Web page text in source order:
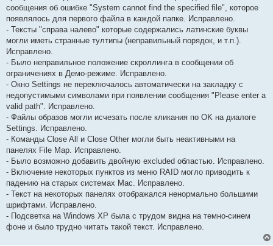
сообщения об ошибке "System cannot find the specified file", которое
появлялось для первого файла в каждой папке. Исправлено.
- Тексты "справа налево" которые содержались латинские буквы
могли иметь странные тултипы (неправильный порядок, и т.п.).
Исправлено.
- Было неправильное положение скроллинга в сообщении об
ограничениях в Демо-режиме. Исправлено.
- Окно Settings не переключалось автоматически на закладку с
недопустимыми символами при появлении сообщения "Please enter a
valid path". Исправлено.
- Файлы образов могли исчезать после кликания по OK на диалоге
Settings. Исправлено.
- Команды Close All и Close Other могли быть неактивными на
панелях File Map. Исправлено.
- Было возможно добавить двойную excluded областью. Исправлено.
- Включение некоторых пунктов из меню RAID могло приводить к
падению на старых системах Mac. Исправлено.
- Текст на некоторых панелях отображался ненормально большими
шрифтами. Исправлено.
- Подсветка на Windows XP была с трудом видна на темно-синем
фоне и было трудно читать такой текст. Исправлено.